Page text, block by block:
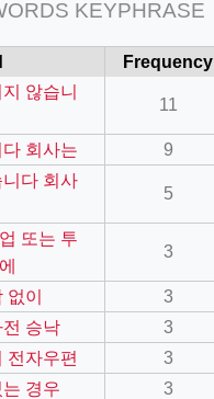
KEYPHRASE
Frequency
않습니
11
회사는 9
다 회사
5
또는 투
3
이 3
승낙
3
전자우편
3
경우
3